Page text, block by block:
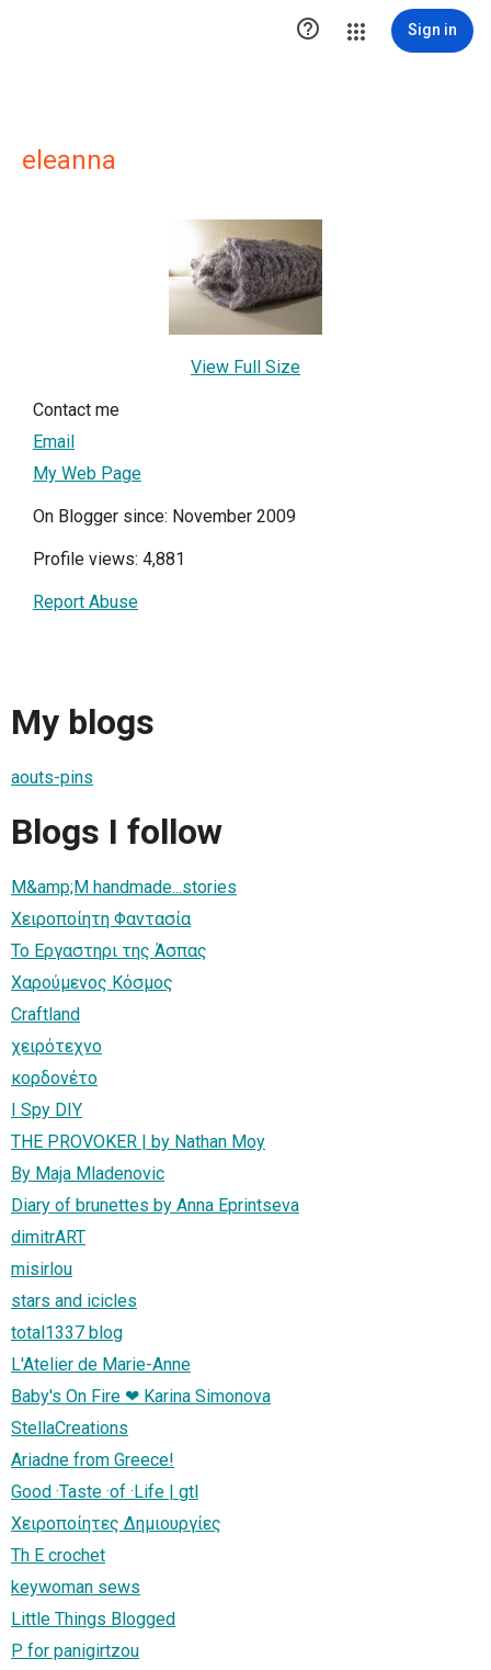
 Sign in
eleanna
View Full Size
Contact me
Email
My Web Page
On Blogger since: November 2009
Profile views: 4,881
Report Abuse
My blogs
aouts-pins
Blogs I follow
M&amp;M handmade...stories
Χειροποίητη Φαντασία
Το Εργαστηρι της Άσπας
Χαρούμενος Κόσμος
Craftland
χειρότεχνο
κορδονέτο
I Spy DIY
THE PROVOKER | by Nathan Moy
By Maja Mladenovic
Diary of brunettes by Anna Eprintseva
dimitrART
misirlou
stars and icicles
total1337 blog
L'Atelier de Marie-Anne
Baby's On Fire ❤ Karina Simonova
StellaCreations
Ariadne from Greece!
Good ·Taste ·of ·Life | gtl
Χειροποίητες Δημιουργίες
Th E crochet
keywoman sews
Little Things Blogged
P for panigirtzou